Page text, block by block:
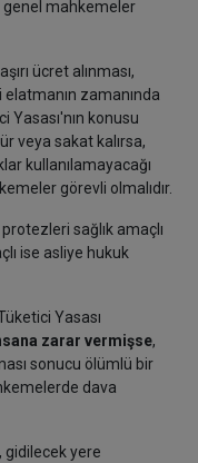
mahkemeler
aşırı ücret alınması,
elatmanın zamanında
konusu
veya sakat kalırsa,
kullanılamayacağı
görevli olmalıdır.
sağlık amaçlı
ise asliye hukuk
Yasası
zarar vermişse,
sonucu ölümlü bir
dava
gidilecek yere